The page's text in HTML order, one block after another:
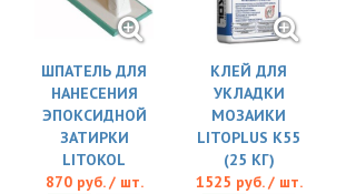
ШПАТЕЛЬ ДЛЯ
НАНЕСЕНИЯ
ЭПОКСИДНОЙ
ЗАТИРКИ
LITOKOL
870 руб. / шт.
КЛЕЙ ДЛЯ
УКЛАДКИ
МОЗАИКИ
LITOPLUS K55
(25 КГ)
1525 руб. / шт.